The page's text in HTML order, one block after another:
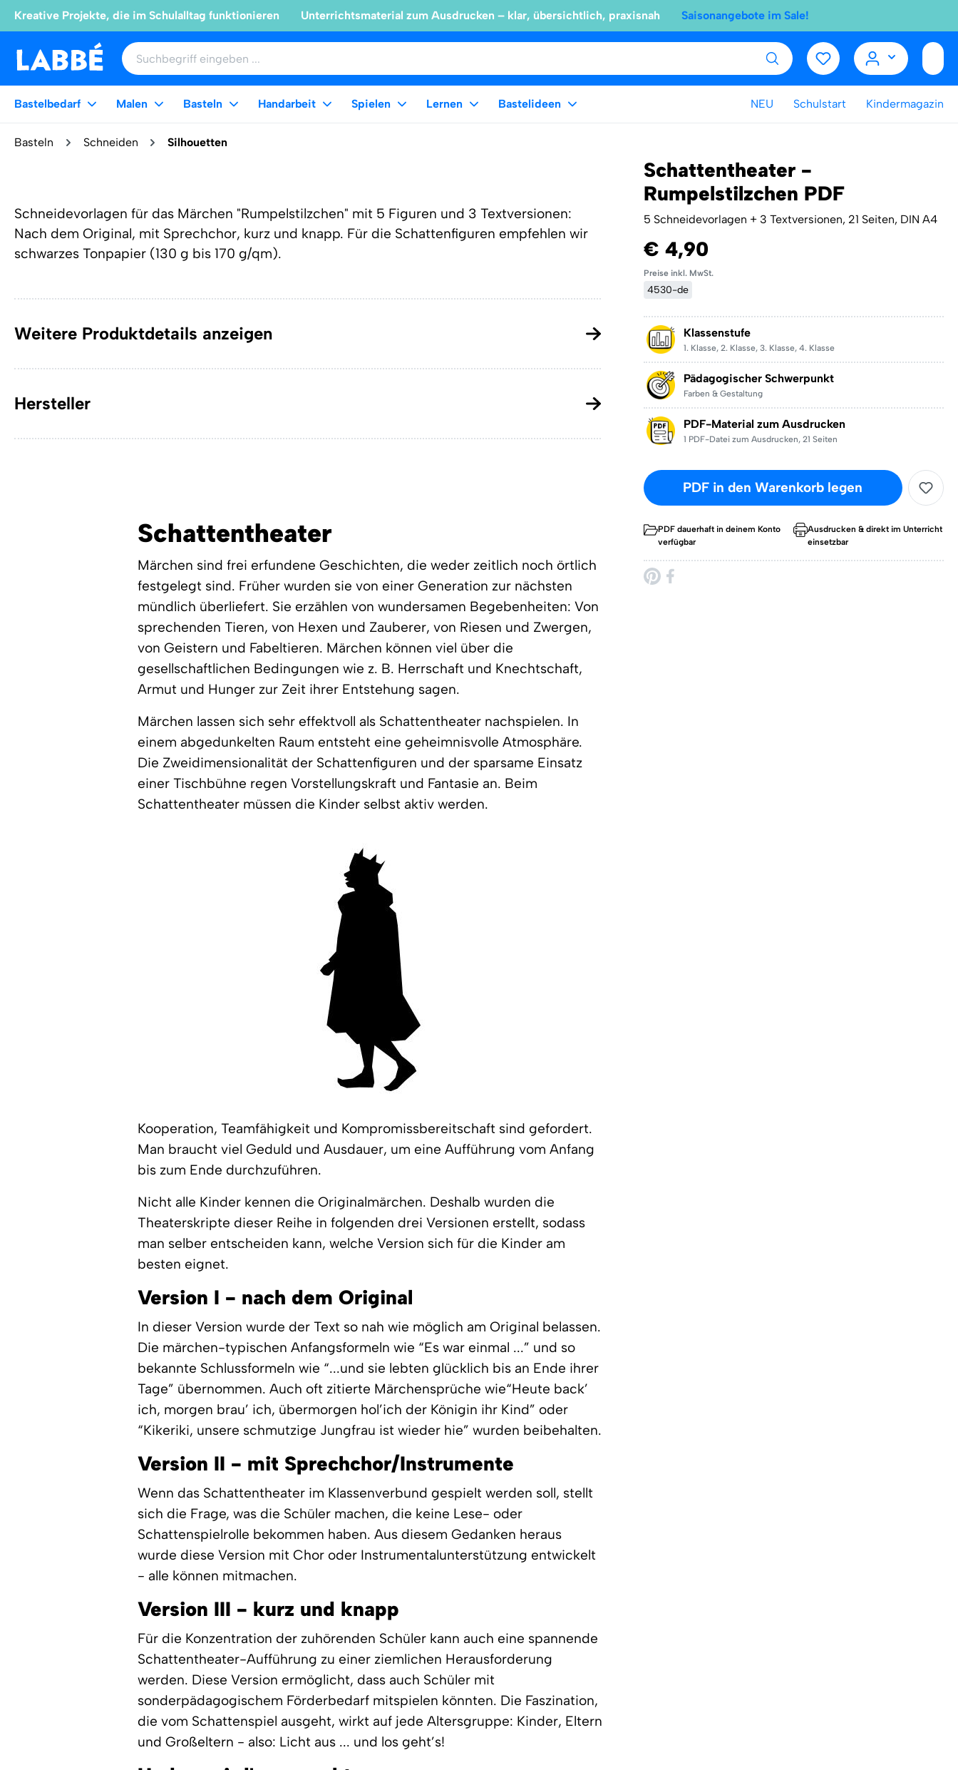
Kreative Projekte, die im Schulalltag funktionieren Unterrichtsmaterial zum Ausdrucken – klar, übersichtlich, praxisnah Saisonangebote im Sale!
Bastelbedarf Malen Basteln Handarbeit Spielen Lernen Bastelideen NEU Schulstart Kindermagazin
Basteln Schneiden Silhouetten
Schneidevorlagen für das Märchen "Rumpelstilzchen" mit 5 Figuren und 3 Textversionen:
Nach dem Original, mit Sprechchor, kurz und knapp. Für die Schattenfiguren empfehlen wir
schwarzes Tonpapier (130 g bis 170 g/qm).
Weitere Produktdetails anzeigen
Hersteller
Schattentheater
Märchen sind frei erfundene Geschichten, die weder zeitlich noch örtlich
festgelegt sind. Früher wurden sie von einer Generation zur nächsten
mündlich überliefert. Sie erzählen von wundersamen Begebenheiten: Von
sprechenden Tieren, von Hexen und Zauberer, von Riesen und Zwergen,
von Geistern und Fabeltieren. Märchen können viel über die
gesellschaftlichen Bedingungen wie z. B. Herrschaft und Knechtschaft,
Armut und Hunger zur Zeit ihrer Entstehung sagen.
Märchen lassen sich sehr effektvoll als Schattentheater nachspielen. In
einem abgedunkelten Raum entsteht eine geheimnisvolle Atmosphäre.
Die Zweidimensionalität der Schattenfiguren und der sparsame Einsatz
einer Tischbühne regen Vorstellungskraft und Fantasie an. Beim
Schattentheater müssen die Kinder selbst aktiv werden.
Kooperation, Teamfähigkeit und Kompromissbereitschaft sind gefordert.
Man braucht viel Geduld und Ausdauer, um eine Aufführung vom Anfang
bis zum Ende durchzuführen.
Nicht alle Kinder kennen die Originalmärchen. Deshalb wurden die
Theaterskripte dieser Reihe in folgenden drei Versionen erstellt, sodass
man selber entscheiden kann, welche Version sich für die Kinder am
besten eignet.
Version I - nach dem Original
In dieser Version wurde der Text so nah wie möglich am Original belassen.
Die märchen-typischen Anfangsformeln wie “Es war einmal ...” und so
bekannte Schlussformeln wie “...und sie lebten glücklich bis an Ende ihrer
Tage” übernommen. Auch oft zitierte Märchensprüche wie“Heute back’
ich, morgen brau’ ich, übermorgen hol’ich der Königin ihr Kind” oder
“Kikeriki, unsere schmutzige Jungfrau ist wieder hie” wurden beibehalten.
Version II - mit Sprechchor/Instrumente
Wenn das Schattentheater im Klassenverbund gespielt werden soll, stellt
sich die Frage, was die Schüler machen, die keine Lese- oder
Schattenspielrolle bekommen haben. Aus diesem Gedanken heraus
wurde diese Version mit Chor oder Instrumentalunterstützung entwickelt
- alle können mitmachen.
Version III - kurz und knapp
Für die Konzentration der zuhörenden Schüler kann auch eine spannende
Schattentheater-Aufführung zu einer ziemlichen Herausforderung
werden. Diese Version ermöglicht, dass auch Schüler mit
sonderpädagogischem Förderbedarf mitspielen könnten. Die Faszination,
die vom Schattenspiel ausgeht, wirkt auf jede Altersgruppe: Kinder, Eltern
und Großeltern - also: Licht aus ... und los geht’s!
Schattentheater -
Rumpelstilzchen PDF
5 Schneidevorlagen + 3 Textversionen, 21 Seiten, DIN A4
€ 4,90
Preise inkl. MwSt.
4530-de
Klassenstufe
1. Klasse, 2. Klasse, 3. Klasse, 4. Klasse
Pädagogischer Schwerpunkt
Farben & Gestaltung
PDF-Material zum Ausdrucken
1 PDF-Datei zum Ausdrucken, 21 Seiten
PDF in den Warenkorb legen
PDF dauerhaft in deinem Konto
verfügbar
Ausdrucken & direkt im Unterricht
einsetzbar